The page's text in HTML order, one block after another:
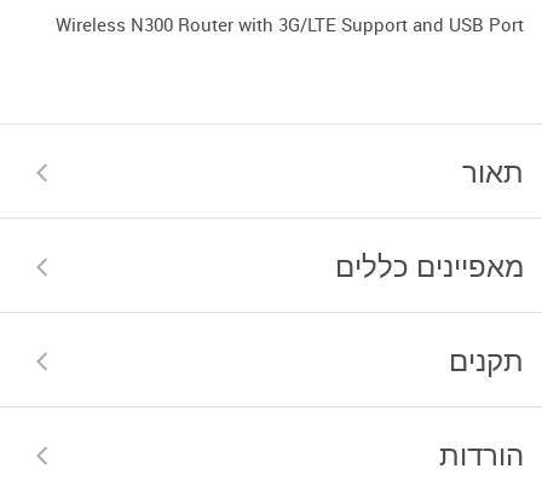
Wireless N300 Router with 3G/LTE Support and USB Port
תאור
מאפיינים כללים
תקנים
הורדות